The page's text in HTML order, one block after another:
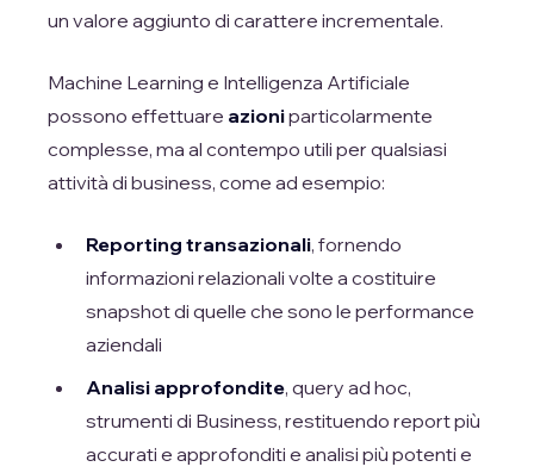
un valore aggiunto di carattere incrementale.
Machine Learning e Intelligenza Artificiale
possono effettuare azioniparticolarmente
complesse, ma al contempo utili per qualsiasi
attività di business, come ad esempio:
Reporting transazionali, fornendo
informazioni relazionali volte a costituire
snapshot di quelle che sono le performance
aziendali
Analisi approfondite, query ad hoc,
strumenti di Business, restituendo report più
accurati e approfonditi e analisi più potenti e